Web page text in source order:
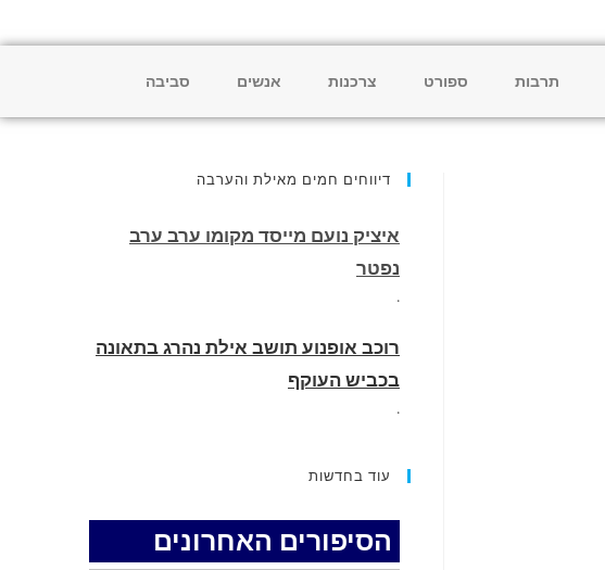
תרבות ספורט צרכנות אנשים סביבה
דיווחים חמים מאילת והערבה
איציק נועם מייסד מקומו ערב ערב
נפטר
.
רוכב אופנוע תושב אילת נהרג בתאונה
בכביש העוקף
.
זוג שיחד עם ילדיהם יצאו למסע גניבות
באילת.
עוד בחדשות
הסיפורים האחרונים